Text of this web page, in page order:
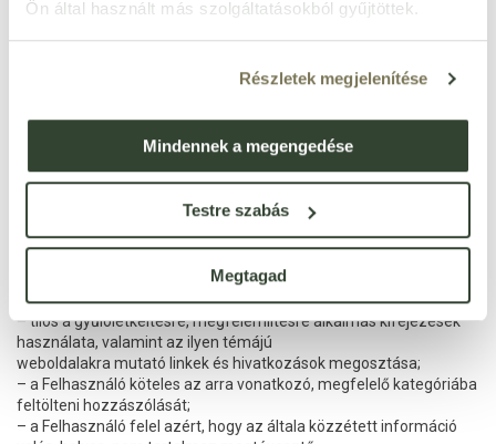
Ön által használt más szolgáltatásokból gyűjtöttek.
Részletek megjelenítése
Mindennek a megengedése
Testre szabás
Megtagad
vásárlóra, amennyiben a vásárló a termék
Hozzászólás írásával a felhasználó elfogadja az alábbi
– a Felhasználó kizárólag a Termék leírásával, annak
használatával kapcsolatos információkat oszthat meg.
összefüggő információk megosztása tilos;
– a hozzászólás megfogalmazása kizárólag magyar nyelven
technikai jellegű idegen nyelvű kifejezések, illetve szakszavak,
amelyek használata a köznyelvben elterjedt;
– tilos a gyűlöletkeltésre, megfélemlítésre alkalmas kifejezések
használata, valamint az ilyen témájú
weboldalakra mutató linkek és hivatkozások megosztása;
– a Felhasználó köteles az arra vonatkozó, megfelelő kategóriába
feltölteni hozzászólását;
– a Felhasználó felel azért, hogy az általa közzétett információ